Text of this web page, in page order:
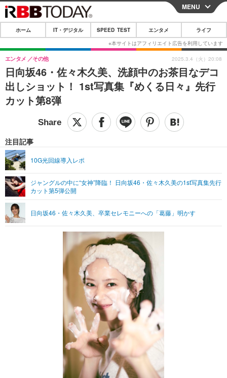
CLOSE
ホーム
IT・デジタル
IT・デジタルTOP スマートフォン
ネタ ガジェット・ツール
ショッピング その他
SPEED TEST
エンタメ
エンタメTOP 映画・ドラマ
音楽
グラビア ブログ
ペット
その他
リリース一覧
プッシュ通知の停止方法
MENU
ホーム IT・デジタル SPEED TEST エンタメ ライフ
日向坂46・佐々木久美、洗顔中のお茶目なデコ
出しショット！ 1st写真集『めくる日々』先行
カット第8弾
エンタメ その他
注目記事
10G光回線導入レポ
ジャングルの中に“女神”降臨！ 日向坂46・佐々木久美の1st写真集先行
カット第5弾公開
日向坂46・佐々木久美、卒業セレモニーへの「葛藤」明かす
2025.3.4（火）20:08